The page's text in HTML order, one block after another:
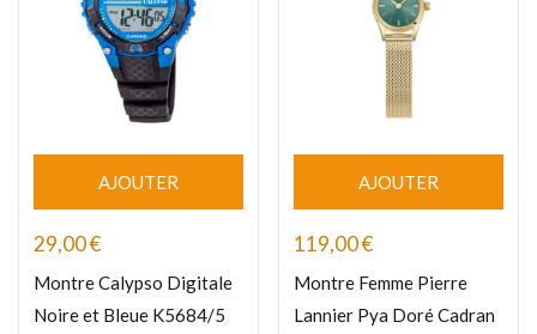
AJOUTER
29,00€
Montre Calypso Digitale
Noire et Bleue K5684/5
AJOUTER
119,00€
Montre Femme Pierre
Lannier Pya Doré Cadran